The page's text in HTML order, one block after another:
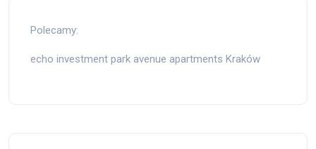
Polecamy:
echo investment park avenue apartments Kraków